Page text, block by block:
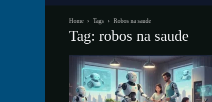
Home Tags Robos na saude
Tag: robos na saude